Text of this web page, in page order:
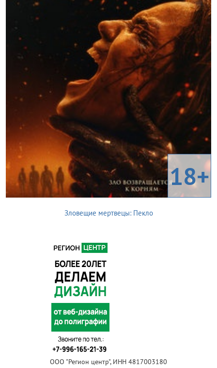
18+
Зловещие мертвецы: Пекло
ООО "Регион центр", ИНН 4817003180